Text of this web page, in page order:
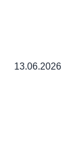
13.06.2026